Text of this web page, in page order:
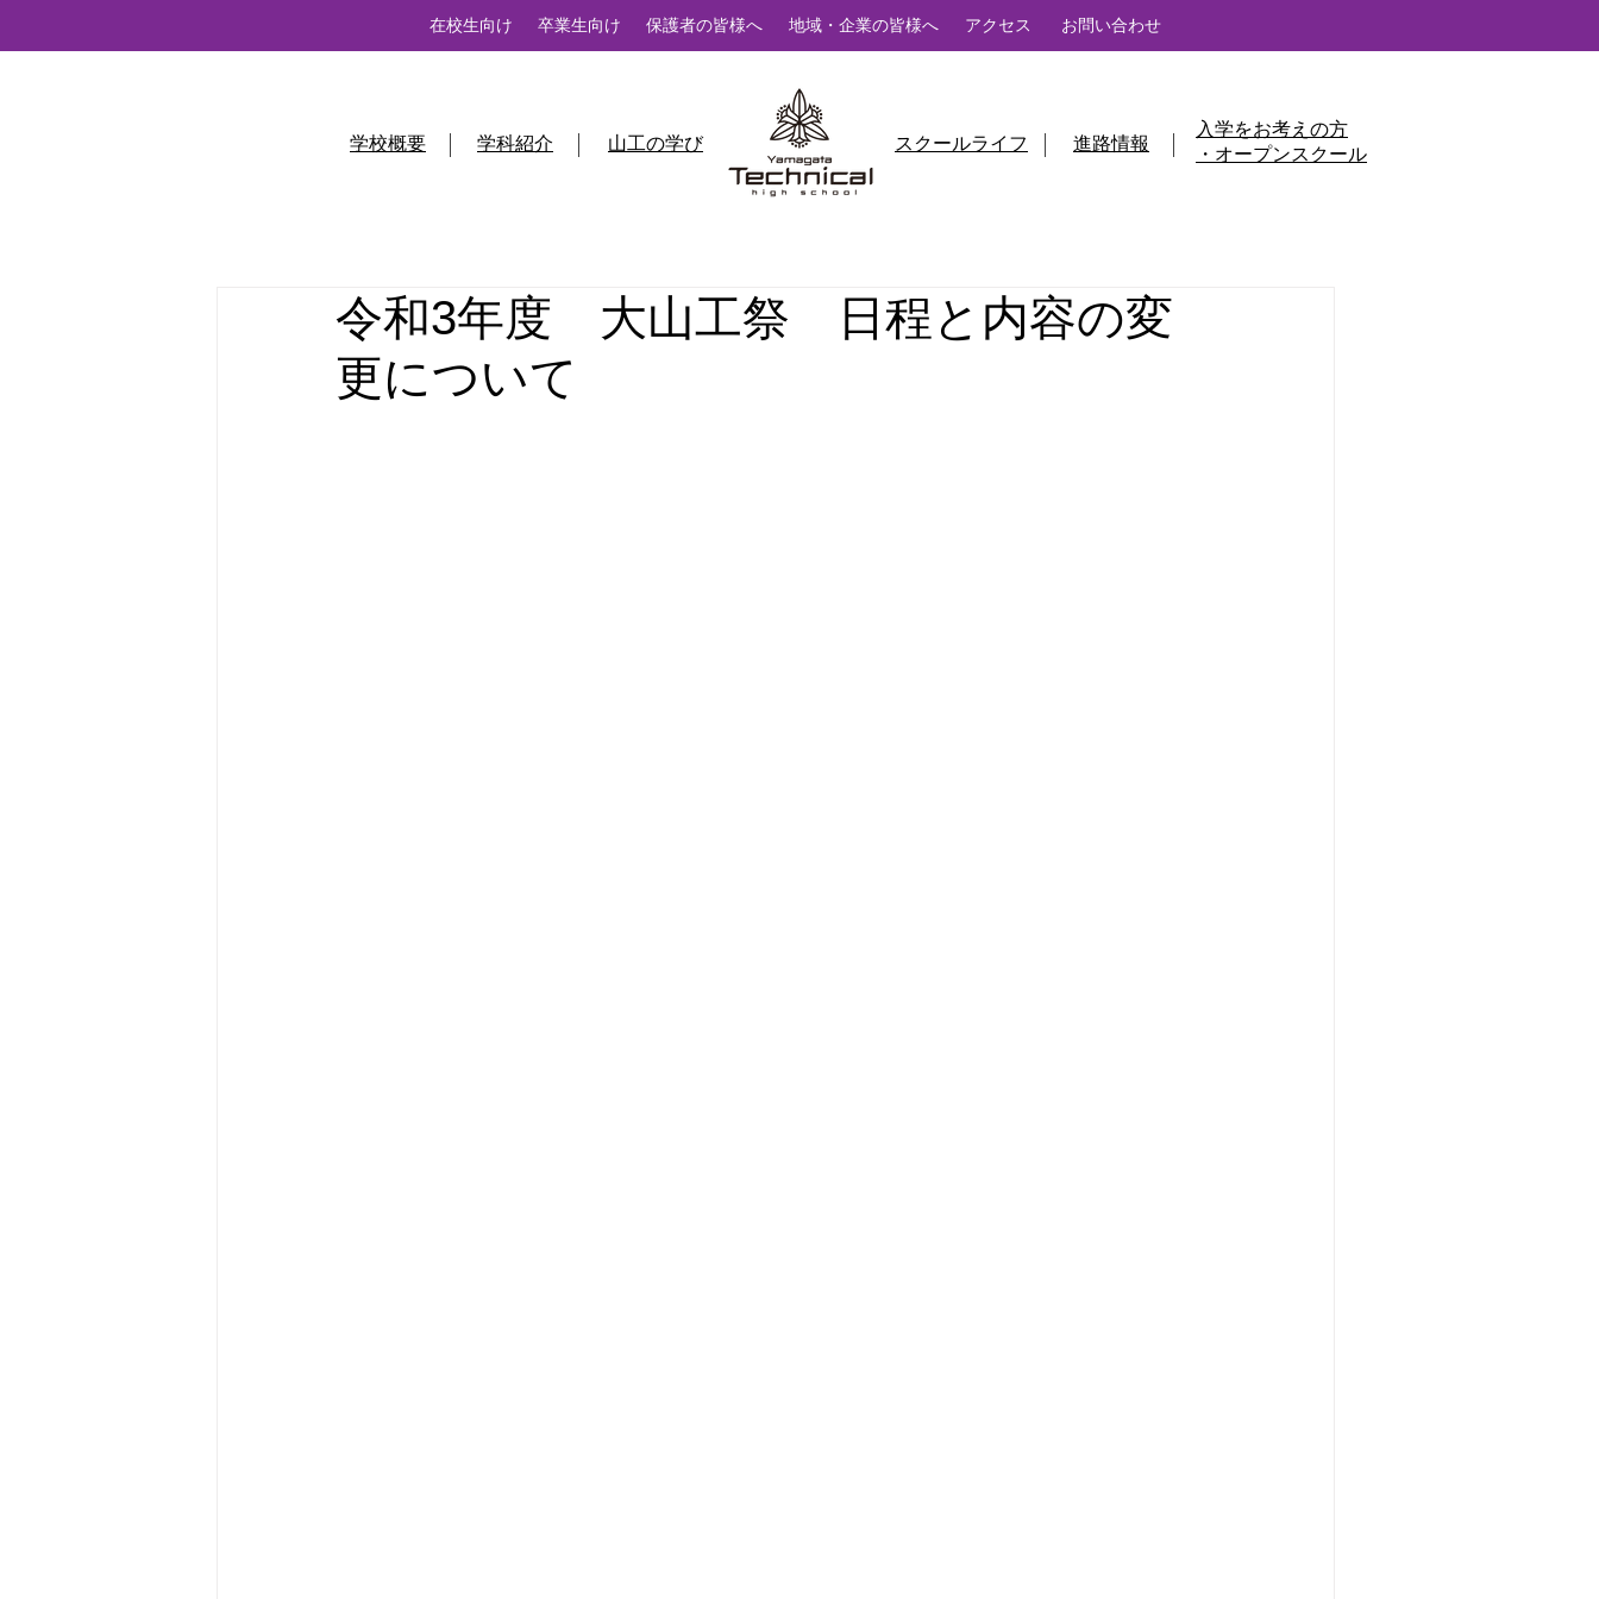
在校生向け 卒業生向け 保護者の皆様へ 地域・企業の皆様へ アクセス お問い合わせ
学校概要 学科紹介 山工の学び スクールライフ 進路情報
入学をお考えの方
・オープンスクール
令和3年度 大山工祭 日程と内容の変
更について